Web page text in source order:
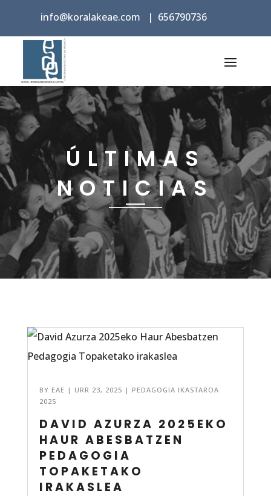
info@koralakeae.com | 656790736
ÚLTIMAS
NOTICIAS
DAVID AZURZA 2025EKO
HAUR ABESBATZEN
PEDAGOGIA
TOPAKETAKO
IRAKASLEA
BY EAE | URR 23, 2025 | PEDAGOGIA IKASTAROA
2025